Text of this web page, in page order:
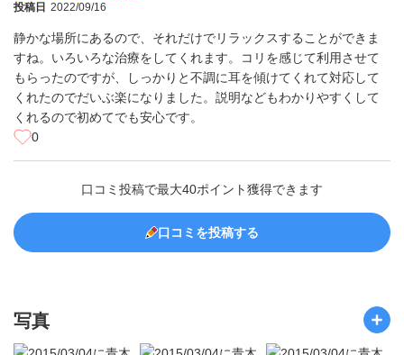
投稿日 2022/09/16
静かな場所にあるので、それだけでリラックスすることができま
すね。いろいろな治療をしてくれます。コリを感じて利用させて
もらったのですが、しっかりと不調に耳を傾けてくれて対応して
くれたのでだいぶ楽になりました。説明などもわかりやすくして
くれるので初めてでも安心です。
0
口コミ投稿で最大40ポイント獲得できます
口コミを投稿する
写真